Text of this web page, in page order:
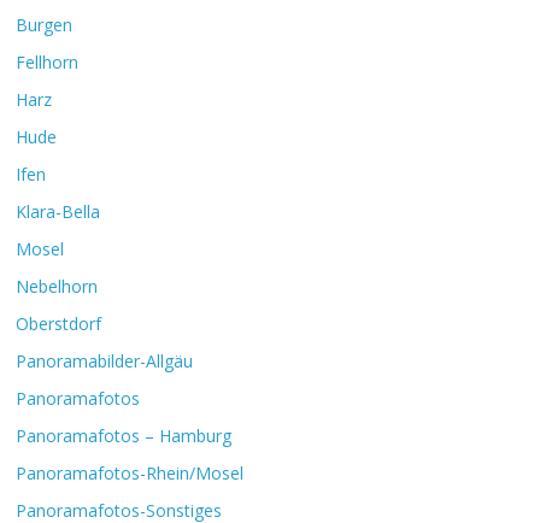
Burgen
Fellhorn
Harz
Hude
Ifen
Klara-Bella
Mosel
Nebelhorn
Oberstdorf
Panoramabilder-Allgäu
Panoramafotos
Panoramafotos – Hamburg
Panoramafotos-Rhein/Mosel
Panoramafotos-Sonstiges